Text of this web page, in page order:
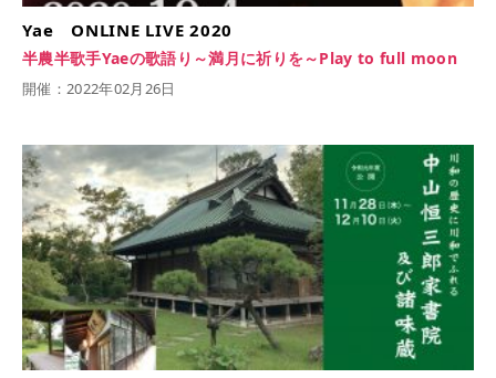
Yae ONLINE LIVE 2020
半農半歌手Yaeの歌語り～満月に祈りを～Play to full moon
開催：2022年02月26日